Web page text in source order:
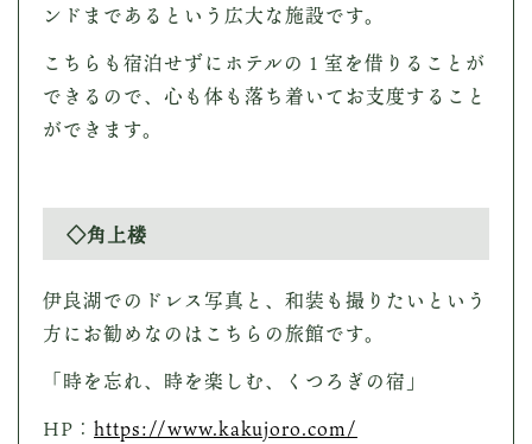
ンドまであるという広大な施設です。
こちらも宿泊せずにホテルの１室を借りることが
できるので、心も体も落ち着いてお支度すること
ができます。
◇角上楼
伊良湖でのドレス写真と、和装も撮りたいという
方にお勧めなのはこちらの旅館です。
「時を忘れ、時を楽しむ、くつろぎの宿」
HP： https://www.kakujoro.com/